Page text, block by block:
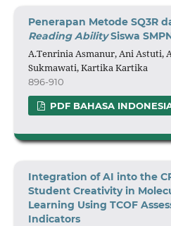
Penerapan Metode SQ3R
Reading Ability Siswa
A.Tenrinia Asmanur, Ani Astuti,
Sukmawati, Kartika Kartika
896-910
PDF BAHASA
Integration of AI into the
Student Creativity in
Learning Using TCOF
Indicators